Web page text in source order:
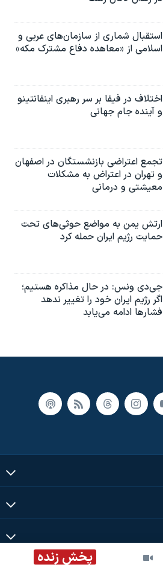
پخش زنده
استقبال شماری از سازمان‌های عربی و
اسلامی از «معاهده دفاع مشترک مکه»
اختلاف در فیفا بر سر رهبری اینفانتینو
و آینده جام جهانی
تجمع اعتراضی بازنشستگان در اصفهان
و تهران در اعتراض به مشکلات
معیشتی و درمانی
ارتش یمن به مواضع حوثی‌های تحت
حمایت رژیم ایران حمله کرد
جی‌دی ونس: در حال مذاکره هستیم؛
اگر رژیم ایران خود را تغییر ندهد
فشارها ادامه می‌یابد